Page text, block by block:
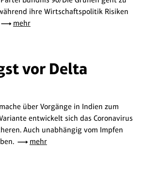
ihre Wirtschaftspolitik Risiken
mehr
vor Delta
über Vorgänge in Indien zum
entwickelt sich das Coronavirus
Auch unabhängig vom Impfen
mehr